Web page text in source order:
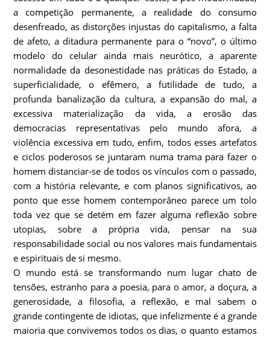
a competição permanente, a realidade do consumo
desenfreado, as distorções injustas do capitalismo, a falta
de afeto, a ditadura permanente para o “novo”, o último
modelo do celular ainda mais neurótico, a aparente
normalidade da desonestidade nas práticas do Estado, a
superficialidade, o efêmero, a futilidade de tudo, a
profunda banalização da cultura, a expansão do mal, a
excessiva materialização da vida, a erosão das
democracias representativas pelo mundo afora, a
violência excessiva em tudo, enfim, todos esses artefatos
e ciclos poderosos se juntaram numa trama para fazer o
homem distanciar-se de todos os vínculos com o passado,
com a história relevante, e com planos significativos, ao
ponto que esse homem contemporâneo parece um tolo
toda vez que se detém em fazer alguma reflexão sobre
utopias, sobre a própria vida, pensar na sua
responsabilidade social ou nos valores mais fundamentais
e espirituais de si mesmo.
O mundo está se transformando num lugar chato de
tensões, estranho para a poesia, para o amor, a doçura, a
generosidade, a filosofia, a reflexão, e mal sabem o
grande contingente de idiotas, que infelizmente é a grande
maioria que convivemos todos os dias, o quanto estamos